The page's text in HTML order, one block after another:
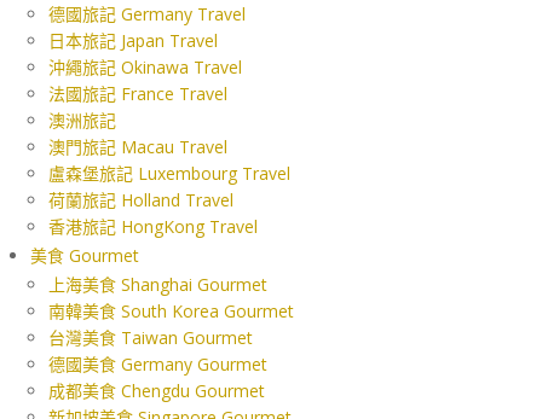
德國旅記 Germany Travel
日本旅記 Japan Travel
沖繩旅記 Okinawa Travel
法國旅記 France Travel
澳洲旅記
澳門旅記 Macau Travel
盧森堡旅記 Luxembourg Travel
荷蘭旅記 Holland Travel
香港旅記 HongKong Travel
美食 Gourmet
上海美食 Shanghai Gourmet
南韓美食 South Korea Gourmet
台灣美食 Taiwan Gourmet
德國美食 Germany Gourmet
成都美食 Chengdu Gourmet